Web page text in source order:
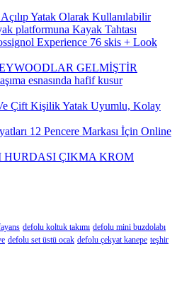
Yatak Olarak Kullanılabilir
platformuna Kayak Tahtası
Experience 76 skis + Look
GELMİŞTİR
esnasında hafif kusur
Çift Kişilik Yatak Uyumlu, Kolay
12 Pencere Markası İçin Online
HURDASI ÇIKMA KROM
defolu koltuk takımı defolu mini buzdolabı
defolu set üstü ocak defolu çekyat kanepe teşhir